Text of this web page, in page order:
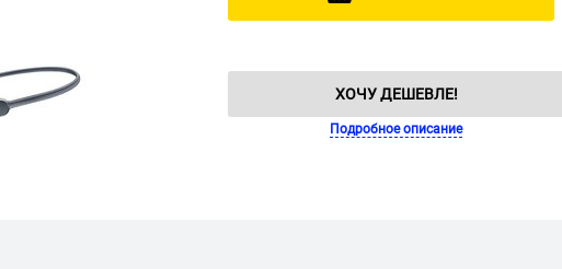
ХОЧУ ДЕШЕВЛЕ!
Подробное описание